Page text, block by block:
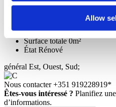
Allow
Zone Estoril centro
296m²
Zone de construction brute
Surface utile 251,6m²
Surface totale 0m²
État Rénové
général Est, Ouest, Sud;
Nous contacter +351 919228919*
Êtes-vous intéressé ? Planifiez
d’informations.